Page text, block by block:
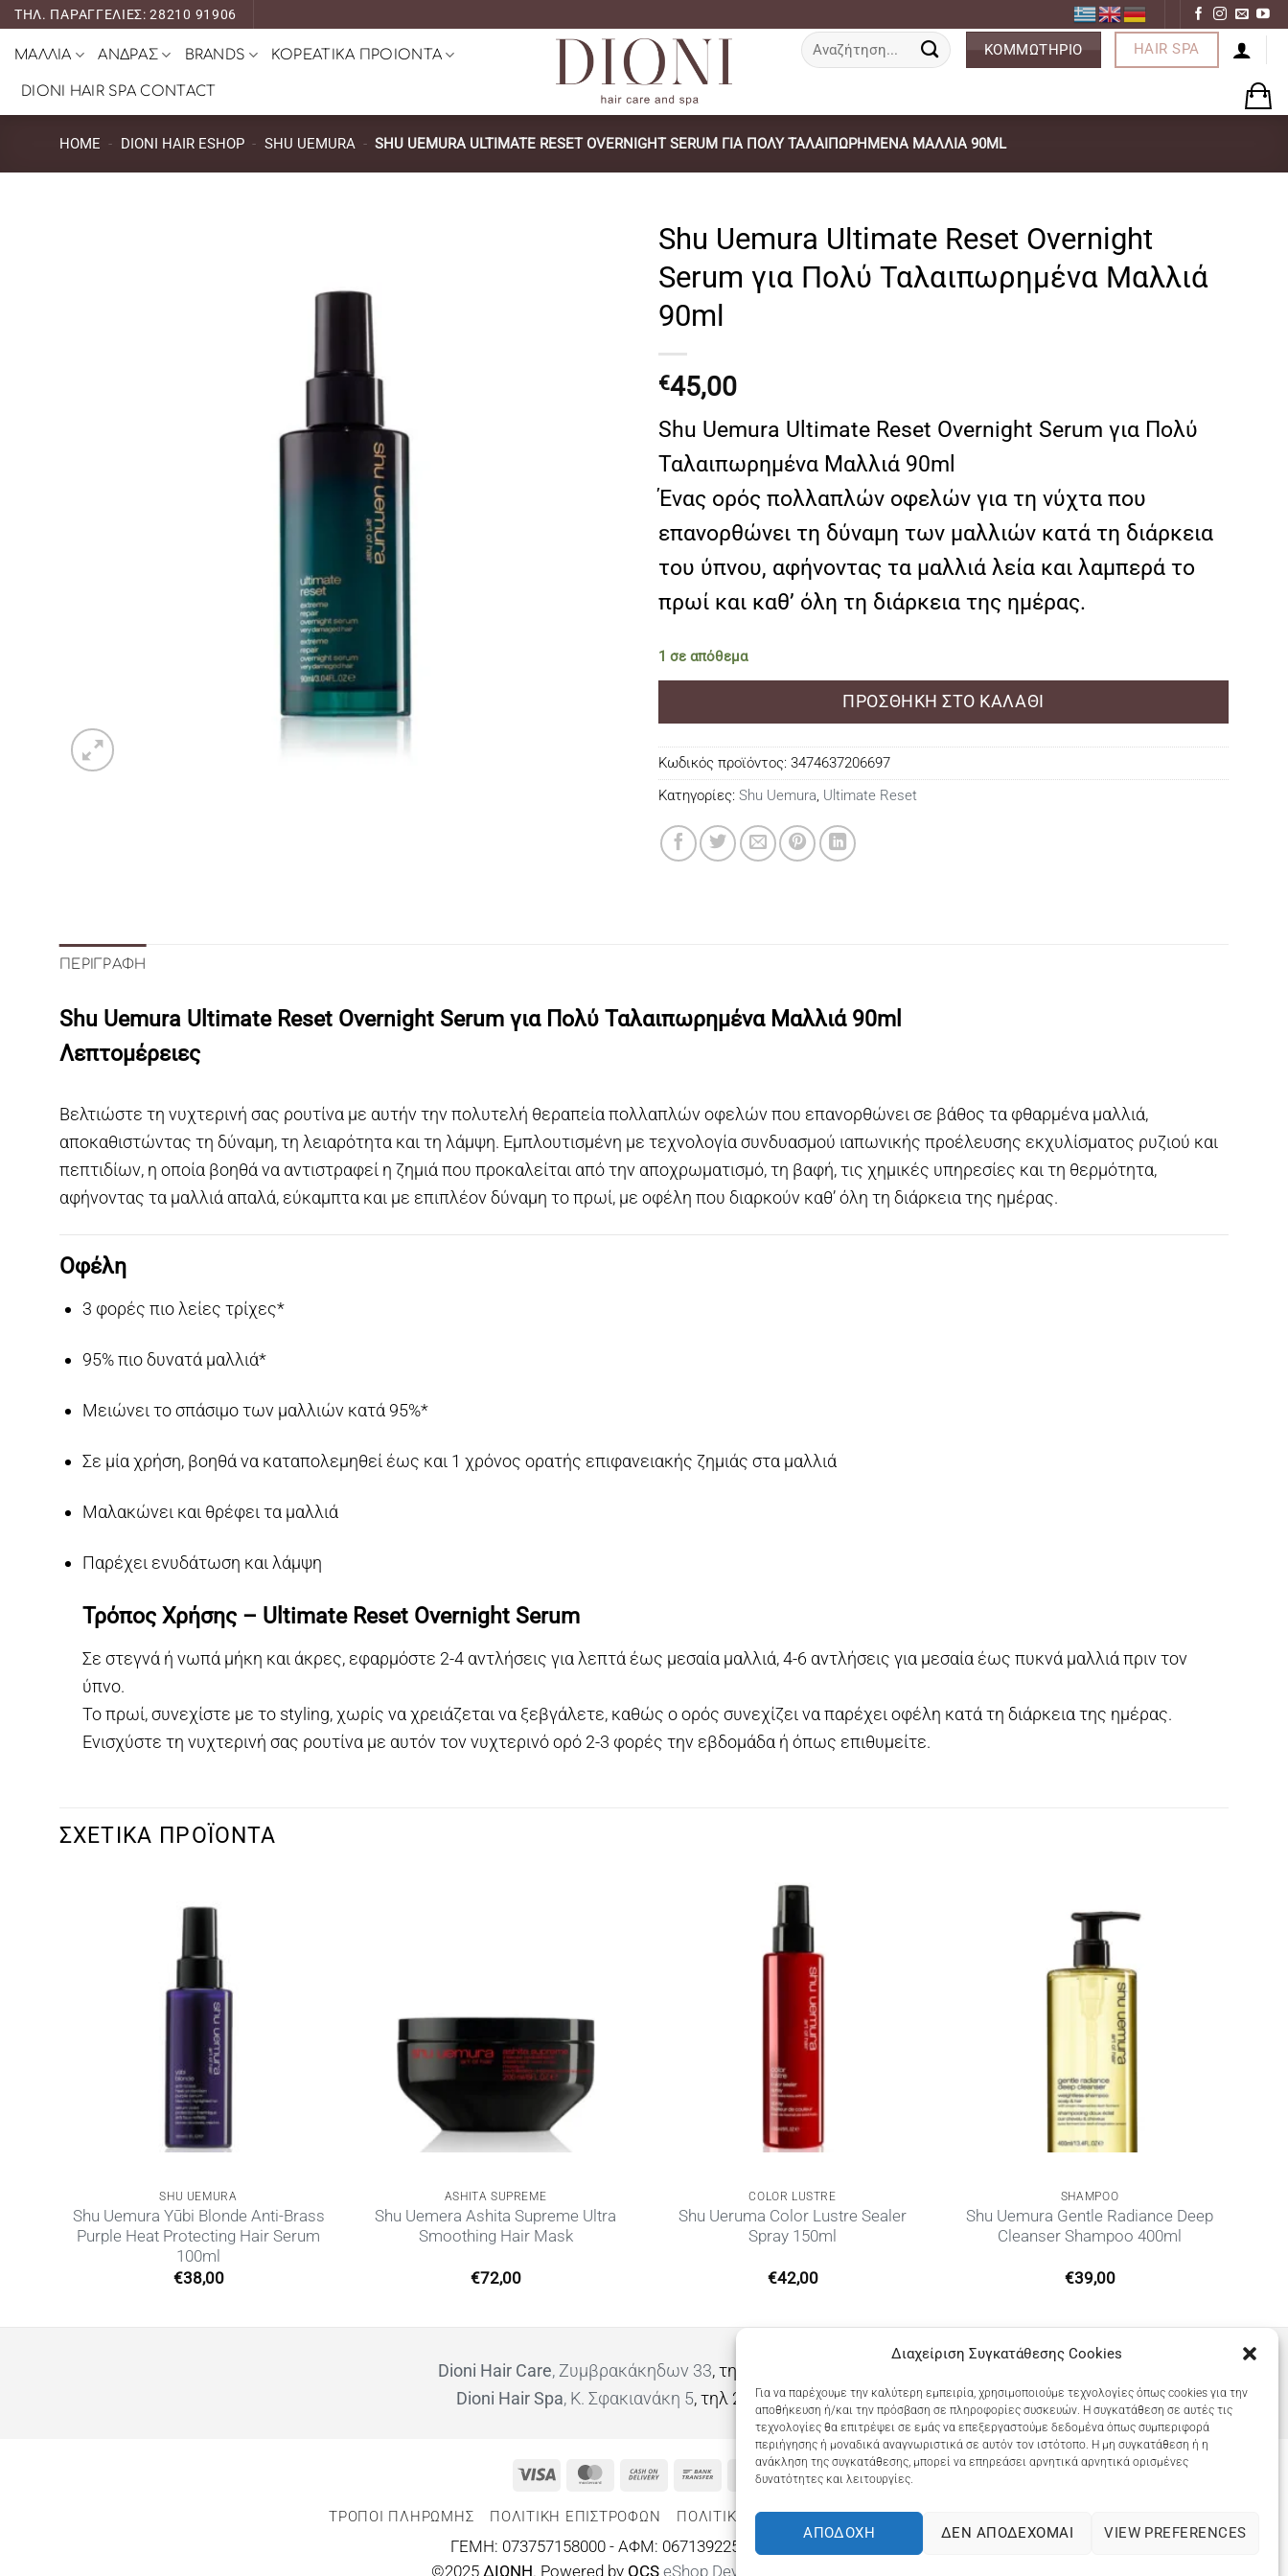
Διαχείριση Συγκατάθεσης Cookies
Για να παρέχουμε την καλύτερη εμπειρία, χρησιμοποιούμε τεχνολογίες όπως cookies για την
αποθήκευση ή/και την πρόσβαση σε πληροφορίες συσκευών. Η συγκατάθεση σε αυτές τις
τεχνολογίες θα επιτρέψει σε εμάς να επεξεργαστούμε δεδομένα όπως συμπεριφορά
περιήγησης ή μοναδικά αναγνωριστικά σε αυτόν τον ιστότοπο. Η μη συγκατάθεση ή η
ανάκληση της συγκατάθεσης, μπορεί να επηρεάσει αρνητικά αρνητικά ορισμένες
δυνατότητες και λειτουργίες.
ΑΠΟΔΟΧΉ ΔΕΝ ΑΠΟΔΈΧΟΜΑΙ VIEW PREFERENCES
Μετάβαση
ΤΗΛ. ΠΑΡΑΓΓΕΛΙΕΣ: 28210 91906
ΜΑΛΛΙΑ ΑΝΔΡΑΣ BRANDS ΚΟΡΕΑΤΙΚΑ ΠΡΟΙΟΝΤΑ
DIONI HAIR SPA CONTACT
Αναζήτηση
για:
ΚΟΜΜΩΤΗΡΙΟ HAIR SPA
HOME - DIONI HAIR ESHOP - SHU UEMURA - SHU UEMURA ULTIMATE RESET OVERNIGHT SERUM ΓΙΑ ΠΟΛΎ ΤΑΛΑΙΠΩΡΗΜΈΝΑ ΜΑΛΛΙΆ 90ML
Shu Uemura Ultimate Reset Overnight
Serum για Πολύ Ταλαιπωρημένα Μαλλιά
90ml
€45,00
Shu Uemura Ultimate Reset Overnight Serum για Πολύ
Ταλαιπωρημένα Μαλλιά 90ml
Ένας ορός πολλαπλών οφελών για τη νύχτα που
επανορθώνει τη δύναμη των μαλλιών κατά τη διάρκεια
του ύπνου, αφήνοντας τα μαλλιά λεία και λαμπερά το
πρωί και καθ’ όλη τη διάρκεια της ημέρας.
1 σε απόθεμα
ΠΡΟΣΘΉΚΗ ΣΤΟ ΚΑΛΆΘΙ
Κωδικός προϊόντος: 3474637206697
Κατηγορίες: Shu Uemura, Ultimate Reset
ΠΕΡΙΓΡΑΦΉ
Shu Uemura Ultimate Reset Overnight Serum για Πολύ Ταλαιπωρημένα Μαλλιά 90ml
Λεπτομέρειες
Βελτιώστε τη νυχτερινή σας ρουτίνα με αυτήν την πολυτελή θεραπεία πολλαπλών οφελών που επανορθώνει σε βάθος τα φθαρμένα μαλλιά,
αποκαθιστώντας τη δύναμη, τη λειαρότητα και τη λάμψη. Εμπλουτισμένη με τεχνολογία συνδυασμού ιαπωνικής προέλευσης εκχυλίσματος ρυζιού και
πεπτιδίων, η οποία βοηθά να αντιστραφεί η ζημιά που προκαλείται από την αποχρωματισμό, τη βαφή, τις χημικές υπηρεσίες και τη θερμότητα,
αφήνοντας τα μαλλιά απαλά, εύκαμπτα και με επιπλέον δύναμη το πρωί, με οφέλη που διαρκούν καθ’ όλη τη διάρκεια της ημέρας.
Οφέλη
3 φορές πιο λείες τρίχες*
95% πιο δυνατά μαλλιά*
Μειώνει το σπάσιμο των μαλλιών κατά 95%*
Σε μία χρήση, βοηθά να καταπολεμηθεί έως και 1 χρόνος ορατής επιφανειακής ζημιάς στα μαλλιά
Μαλακώνει και θρέφει τα μαλλιά
Παρέχει ενυδάτωση και λάμψη
Τρόπος Χρήσης – Ultimate Reset Overnight Serum
Σε στεγνά ή νωπά μήκη και άκρες, εφαρμόστε 2-4 αντλήσεις για λεπτά έως μεσαία μαλλιά, 4-6 αντλήσεις για μεσαία έως πυκνά μαλλιά πριν τον
ύπνο.
Το πρωί, συνεχίστε με το styling, χωρίς να χρειάζεται να ξεβγάλετε, καθώς ο ορός συνεχίζει να παρέχει οφέλη κατά τη διάρκεια της ημέρας.
Ενισχύστε τη νυχτερινή σας ρουτίνα με αυτόν τον νυχτερινό ορό 2-3 φορές την εβδομάδα ή όπως επιθυμείτε.
ΣΧΕΤΙΚΆ ΠΡΟΪΌΝΤΑ
SHU UEMURA
Shu Uemura Yūbi Blonde Anti-Brass
Purple Heat Protecting Hair Serum
100ml
€38,00
ASHITA SUPREME
Shu Uemera Ashita Supreme Ultra
Smoothing Hair Mask
€72,00
COLOR LUSTRE
Shu Ueruma Color Lustre Sealer
Spray 150ml
€42,00
SHAMPOO
Shu Uemura Gentle Radiance Deep
Cleanser Shampoo 400ml
€39,00
Dioni Hair Care, Ζυμβρακάκηδων 33, τηλ 28210 91906
Dioni Hair Spa, Κ. Σφακιανάκη 5, τηλ 28210 94712
Visa MasterCard
Cash
Delivery
Google
ΤΡΟΠΟΙ ΠΛΗΡΩΜΗΣ ΠΟΛΙΤΙΚΉ ΕΠΙΣΤΡΟΦΏΝ ΠΟΛΙΤΙΚΉ ΑΠΟΡΡΉΤΟΥ – COOKIES (ΕΕ)
ΓΕΜΗ: 073757158000 - ΑΦΜ: 067139225 ΔΟΥ:ΧΑΝΙΩΝ
©2025 ΔΙΩΝΗ. Powered by OCS eShop Development